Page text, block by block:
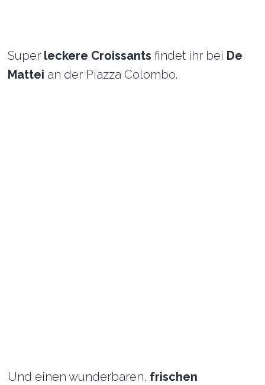
Super leckere Croissants findet ihr bei De
Mattei an der Piazza Colombo.
Und einen wunderbaren, frischen